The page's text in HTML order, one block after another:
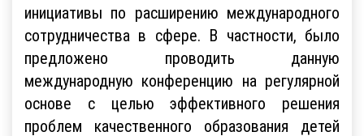
инициативы по расширению международного
сотрудничества в сфере. В частности, было
предложено проводить данную
международную конференцию на регулярной
основе с целью эффективного решения
проблем качественного образования детей